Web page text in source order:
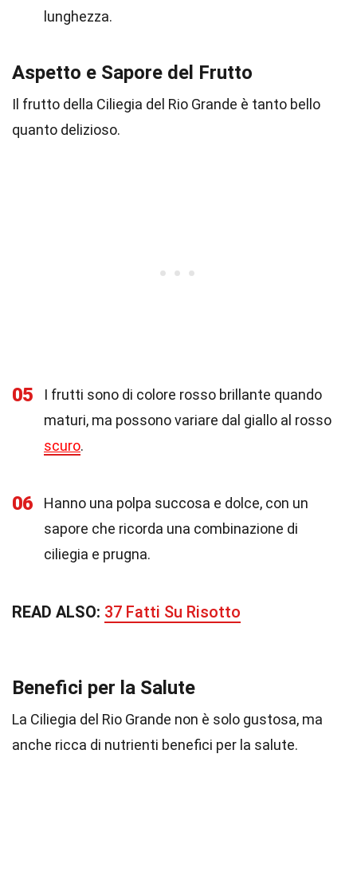
lunghezza.
Aspetto e Sapore del Frutto
Il frutto della Ciliegia del Rio Grande è tanto bello
quanto delizioso.
05
I frutti sono di colore rosso brillante quando
maturi, ma possono variare dal giallo al rosso
scuro.
06
Hanno una polpa succosa e dolce, con un
sapore che ricorda una combinazione di
ciliegia e prugna.
READ ALSO: 37 Fatti Su Risotto
Benefici per la Salute
La Ciliegia del Rio Grande non è solo gustosa, ma
anche ricca di nutrienti benefici per la salute.